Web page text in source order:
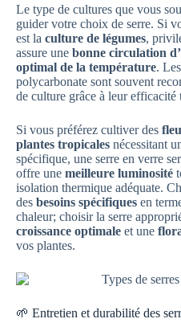
Le type de cultures que vous
guider votre choix de serre. Si
est la culture de légumes,
assure une bonne circulation
optimal de la température.
polycarbonate sont souvent
de culture grâce à leur efficacité
Si vous préférez cultiver des
plantes tropicales nécessitant
spécifique, une serre en verre
offre une meilleure luminosité
isolation thermique adéquate.
des besoins spécifiques en
chaleur; choisir la serre
croissance optimale et une
vos plantes.
🌱 Entretien et durabilité des